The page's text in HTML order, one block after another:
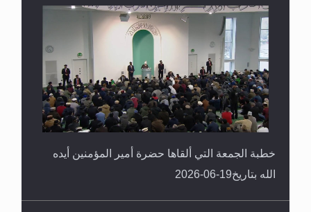
خطبة الجمعة التي ألقاها حضرة أمير المؤمنين أيده
الله بتاريخ19-06-2026